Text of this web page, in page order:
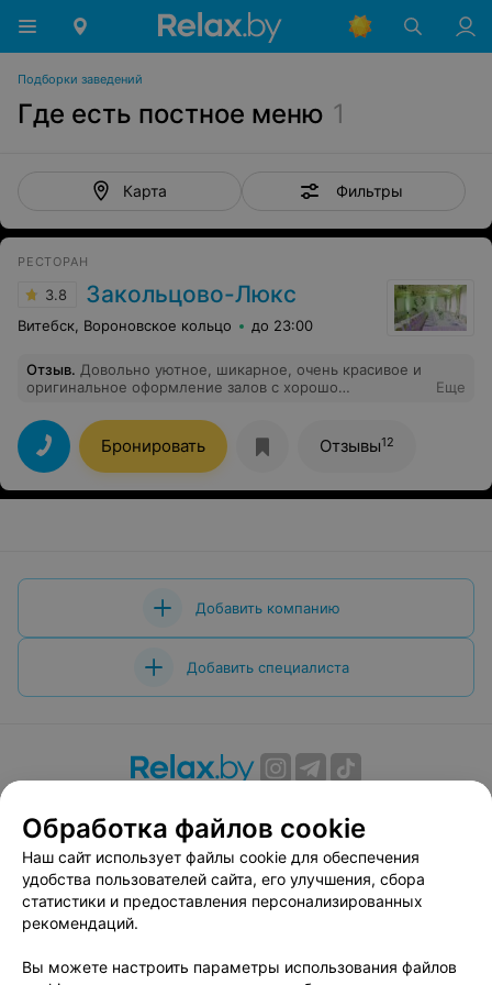
Подборки заведений
Где есть постное меню 1
Карта Фильтры
РЕСТОРАН
3.8 Закольцово-Люкс
Витебск, Вороновское кольцо до 23:00
Отзыв. Довольно уютное, шикарное, очень красивое и
оригинальное оформление залов с хорошо
сервированы. Обслуживание на высшем уровне,
персонал доброжелательный, приветливый и очень
внимательный. Меню интересное и разнообразное,
порадует любого гурмана.
Еще
Бронировать Отзывы12
Добавить компанию
Добавить специалиста
Вакансии
Публичный договор
Способы оплаты
Публичный договор по использованию сервиса
«Афиша»
Пользовательское соглашение
Связаться по вопросам сотрудничества
Обработка файлов cookie
Наш сайт использует файлы cookie для обеспечения
удобства пользователей сайта, его улучшения, сбора
статистики и предоставления персонализированных
рекомендаций.
Вы можете настроить параметры использования файлов